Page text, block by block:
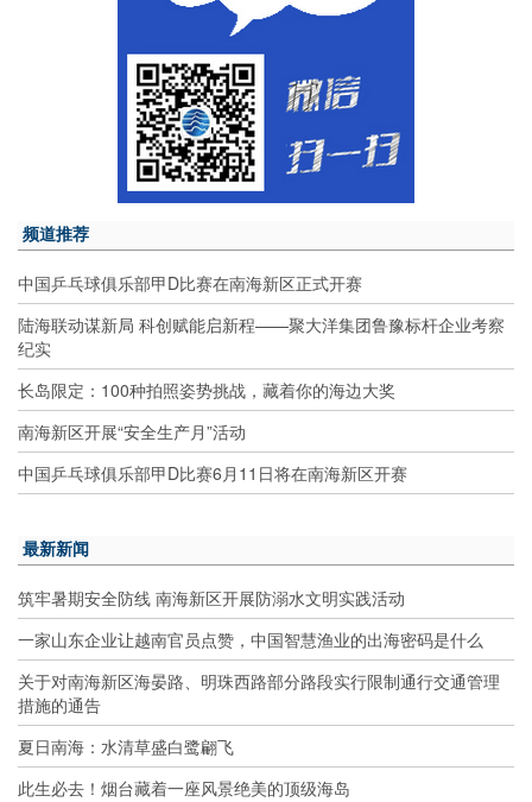
频道推荐
中国乒乓球俱乐部甲D比赛在南海新区正式开赛
陆海联动谋新局 科创赋能启新程——聚大洋集团鲁豫标杆企业考察
纪实
长岛限定：100种拍照姿势挑战，藏着你的海边大奖
南海新区开展“安全生产月”活动
中国乒乓球俱乐部甲D比赛6月11日将在南海新区开赛
最新新闻
筑牢暑期安全防线 南海新区开展防溺水文明实践活动
一家山东企业让越南官员点赞，中国智慧渔业的出海密码是什么
关于对南海新区海晏路、明珠西路部分路段实行限制通行交通管理
措施的通告
夏日南海：水清草盛白鹭翩飞
此生必去！烟台藏着一座风景绝美的顶级海岛